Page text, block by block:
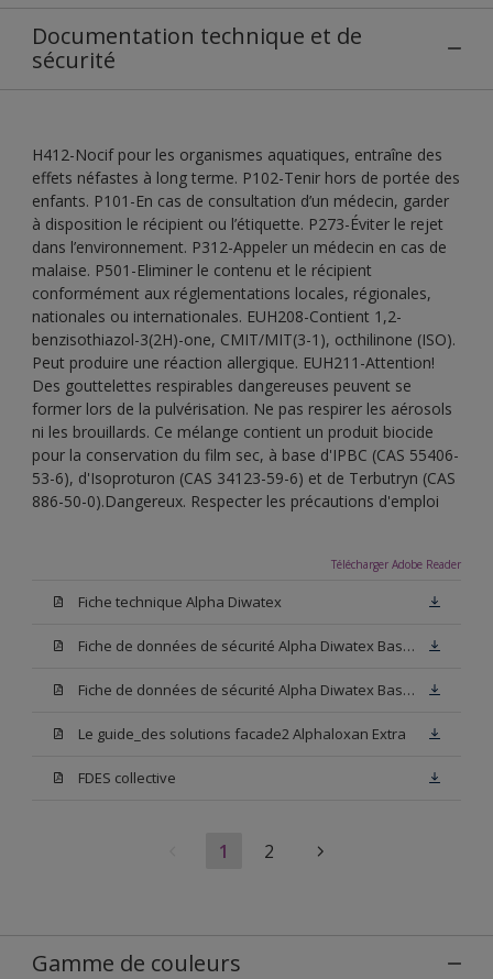
Documentation technique et de
sécurité
H412-Nocif pour les organismes aquatiques, entraîne des
effets néfastes à long terme. P102-Tenir hors de portée des
enfants. P101-En cas de consultation d’un médecin, garder
à disposition le récipient ou l’étiquette. P273-Éviter le rejet
dans l’environnement. P312-Appeler un médecin en cas de
malaise. P501-Eliminer le contenu et le récipient
conformément aux réglementations locales, régionales,
nationales ou internationales. EUH208-Contient 1,2-
benzisothiazol-3(2H)-one, CMIT/MIT(3-1), octhilinone (ISO).
Peut produire une réaction allergique. EUH211-Attention!
Des gouttelettes respirables dangereuses peuvent se
former lors de la pulvérisation. Ne pas respirer les aérosols
ni les brouillards. Ce mélange contient un produit biocide
pour la conservation du film sec, à base d'IPBC (CAS 55406-
53-6), d'Isoproturon (CAS 34123-59-6) et de Terbutryn (CAS
886-50-0).Dangereux. Respecter les précautions d'emploi
Télécharger Adobe Reader
Fiche technique Alpha Diwatex
Fiche de données de sécurité Alpha Diwatex Base N00
Fiche de données de sécurité Alpha Diwatex Base M15
Le guide_des solutions facade2 Alphaloxan Extra
FDES collective
1 2
Gamme de couleurs